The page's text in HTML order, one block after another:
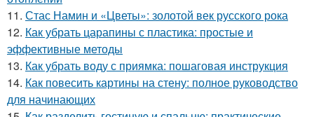
11. Стас Намин и «Цветы»: золотой век русского рока
12. Как убрать царапины с пластика: простые и
эффективные методы
13. Как убрать воду с приямка: пошаговая инструкция
14. Как повесить картины на стену: полное руководство
для начинающих